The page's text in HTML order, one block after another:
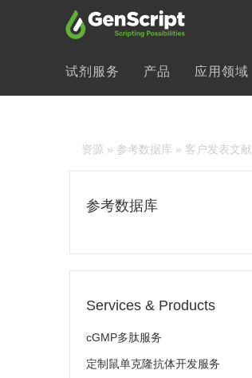
试剂服务 产品 应用领域
资源 » 参考数据库 » 客户发表文献
参考数据库
Services & Products
cGMP多肽服务
定制鼠单克隆抗体开发服务